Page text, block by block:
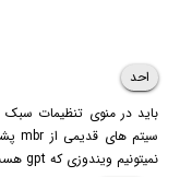
احد
نمیتونیم ویندوزی که gpt هست رو روش نصب کنیم.